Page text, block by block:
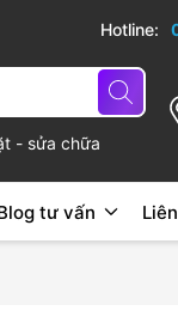
bị bếp, gia dụng
Hotline:
- sửa chữa
tư vấn